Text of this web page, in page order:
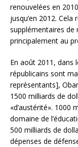
renouvelées en
jusqu’en 2012.
supplémentaires de
principalement au
En août 2011, dans
républicains sont
représentants],
1500 milliards de
«d’austérité». 1000
domaine de
500 milliards de
dépenses de